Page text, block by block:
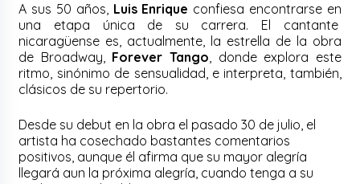
A sus 50 años, Luis Enrique confiesa encontrarse en
una etapa única de su carrera. El cantante
nicaragüense es, actualmente, la estrella de la obra
de Broadway, Forever Tango, donde explora este
ritmo, sinónimo de sensualidad, e interpreta, también,
clásicos de su repertorio.
Desde su debut en la obra el pasado 30 de julio, el
artista ha cosechado bastantes comentarios
positivos, aunque él afirma que su mayor alegría
llegará aun la próxima alegría, cuando tenga a su